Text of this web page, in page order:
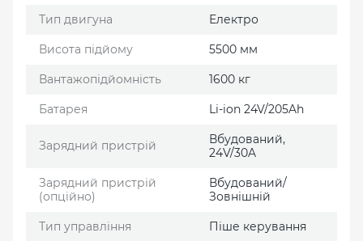
Тип двигуна Електро
Висота підйому 5500 мм
Вантажопідйомність 1600 кг
Батарея Li-ion 24V/205Ah
Зарядний пристрій
Вбудований,
24V/30A
Зарядний пристрій
(опційно)
Вбудований/
Зовнішній
Тип управління Піше керування